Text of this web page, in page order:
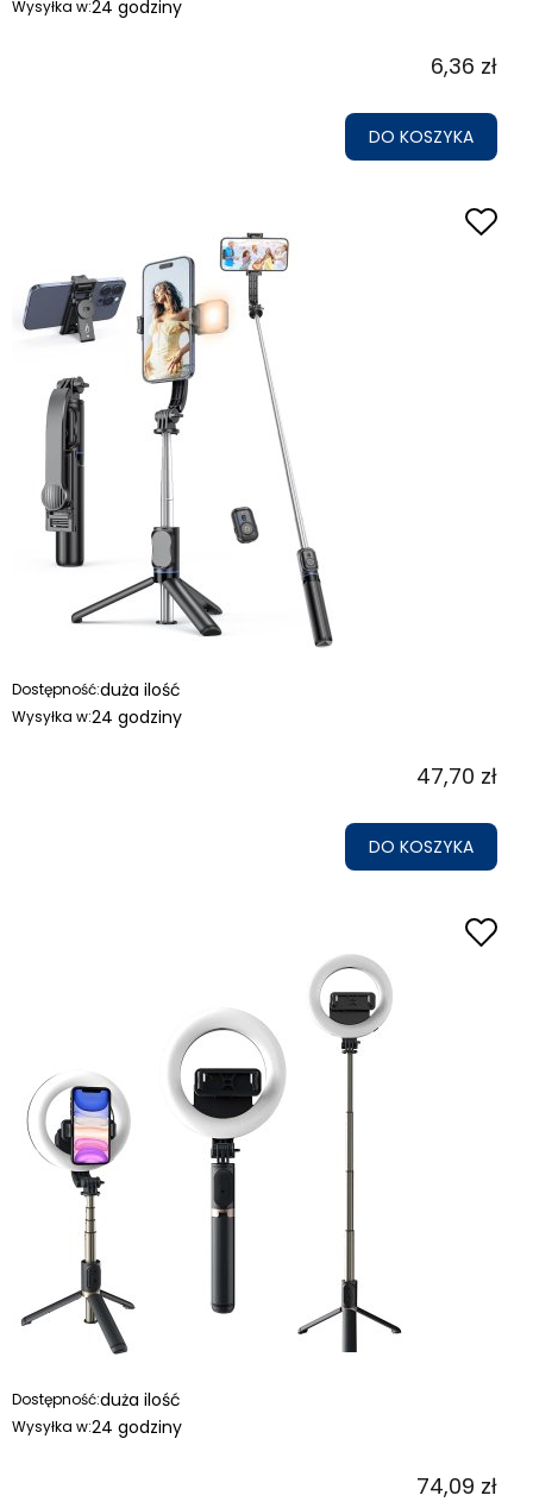
Wysyłka w:24 godziny
6,36 zł
DO KOSZYKA
Dostępność:duża ilość
Wysyłka w:24 godziny
47,70 zł
DO KOSZYKA
Dostępność:duża ilość
Wysyłka w:24 godziny
74,09 zł